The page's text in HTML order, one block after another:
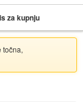
za kupnju
točna,